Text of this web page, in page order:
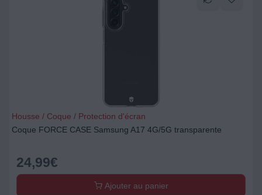
Housse / Coque / Protection d'écran
Coque FORCE CASE Samsung A17 4G/5G transparente
24,99€
Ajouter au panier